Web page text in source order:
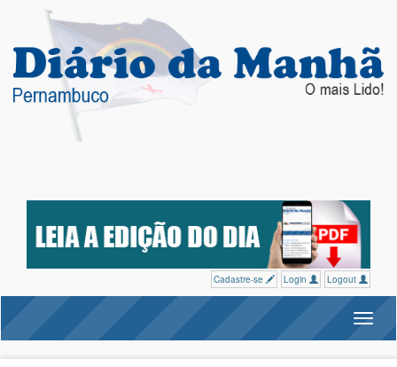
Cadastre-se Login Logout